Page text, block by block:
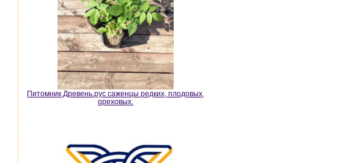
Питомник Древень.рус саженцы редких, плодовых,
ореховых.